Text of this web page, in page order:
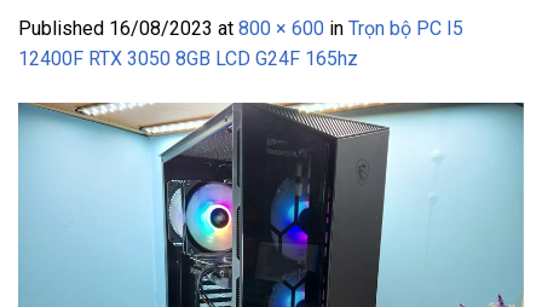
Published 16/08/2023 at 800 × 600 in Trọn bộ PC I5
12400F RTX 3050 8GB LCD G24F 165hz